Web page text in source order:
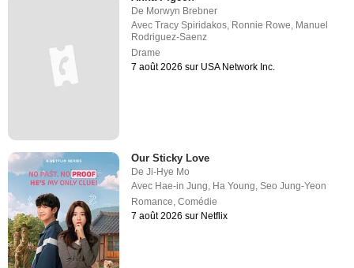
De Morwyn Brebner
AvecTracy Spiridakos, Ronnie Rowe, Manuel
Rodriguez-Saenz
Drame
7 août 2026 sur USA Network Inc.
Our Sticky Love
DeJi-Hye Mo
Avec Hae-in Jung Ha Young ,Seo Jung-Yeon
Romance ,Comédie
7 août 2026 sur Netflix